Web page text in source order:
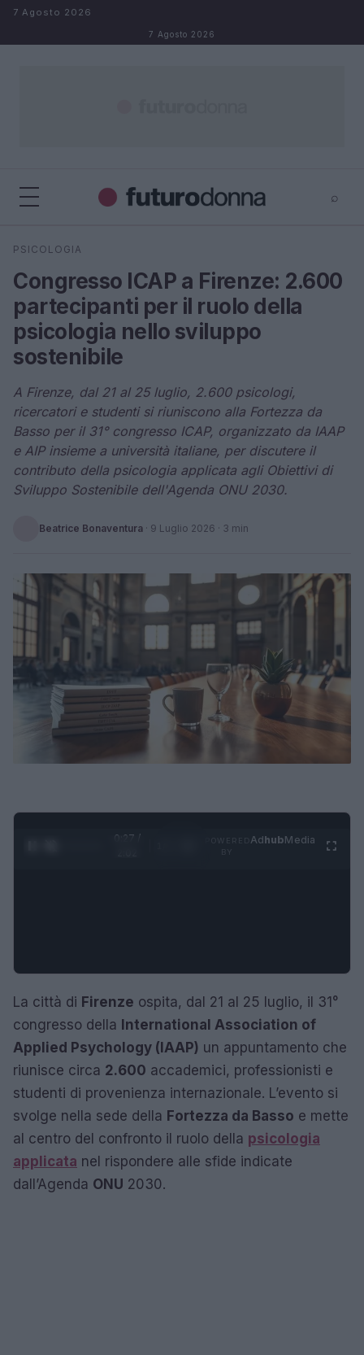
Salta al contenuto
7 Agosto 2026
7 Agosto 2026
⌕
Cerca
PSICOLOGIA
Congresso ICAP a Firenze: 2.600
partecipanti per il ruolo della
psicologia nello sviluppo
sostenibile
A Firenze, dal 21 al 25 luglio, 2.600 psicologi,
ricercatori e studenti si riuniscono alla Fortezza da
Basso per il 31° congresso ICAP, organizzato da IAAP
e AIP insieme a università italiane, per discutere il
contributo della psicologia applicata agli Obiettivi di
Sviluppo Sostenibile dell'Agenda ONU 2030.
Beatrice Bonaventura · 9 Luglio 2026 · 3 min
0:28 /
AdhubMedia
La città di Firenze ospita, dal 21 al 25 luglio, il 31°
congresso della International Association of
Applied Psychology (IAAP) un appuntamento che
riunisce circa 2.600 accademici, professionisti e
studenti di provenienza internazionale. L’evento si
svolge nella sede della Fortezza da Basso e mette
al centro del confronto il ruolo della psicologia
applicata nel rispondere alle sfide indicate
dall’Agenda ONU 2030.